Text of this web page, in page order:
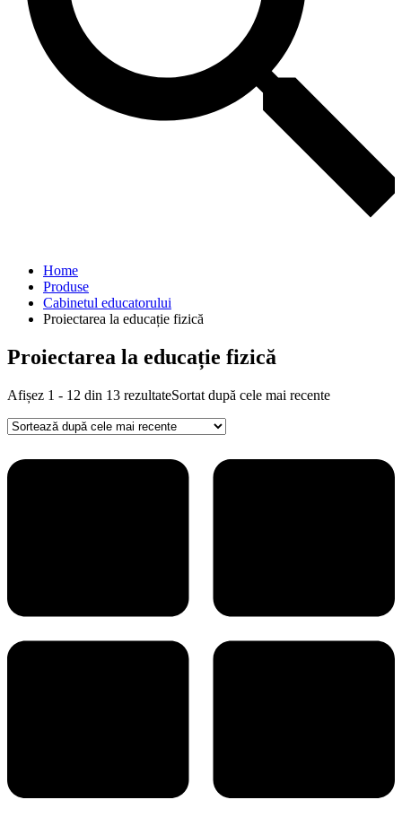
Home
Produse
Cabinetul educatorului
Proiectarea la educație fizică
Proiectarea la educație fizică
Afișez 1 - 12 din 13 rezultateSortat după cele mai recente